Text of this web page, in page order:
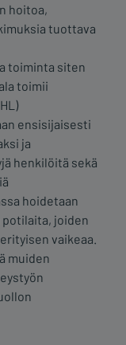
hoitoa,
tuottava
toiminta siten
toimii
ensisijaisesti
ja
henkilöitä sekä
hoidetaan
joiden
vaikeaa.
muiden